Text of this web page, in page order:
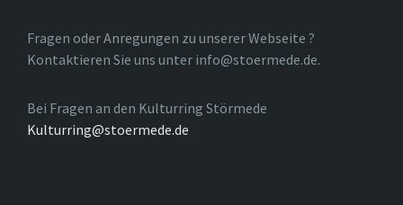
Fragen oder Anregungen zu unserer Webseite ?
Kontaktieren Sie uns unter info@stoermede.de.
Bei Fragen an den Kulturring Störmede
Kulturring@stoermede.de